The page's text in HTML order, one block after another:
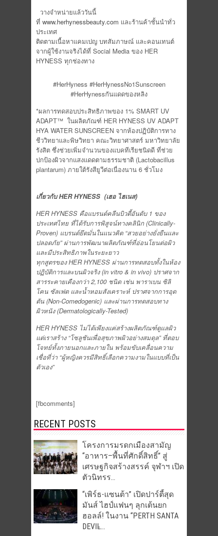
วางจำหน่ายแล้ววันนี้
ที่ www.herhynessbeauty.com และร้านค้าชั้นนำทั่ว
ประเทศ
ติดตามเนื้อหาแคมเปญ บทสัมภาษณ์ และคอนเทนต์
จากผู้ใช้งานจริงได้ที่ Social Media ของ HER
HYNESS ทุกช่องทาง
#HerHyness #HerHynessNo1Sunscreen
#HerHynessกันแดดของหลิง
*ผลการทดสอบประสิทธิภาพของ 1% SMART UV
ADAPT™ ในผลิตภัณฑ์ HER HYNESS UV ADAPT
HYA WATER SUNSCREEN จากห้องปฏิบัติการทาง
ชีววิทยาและพิษวิทยา คณะวิทยาศาสตร์ มหาวิทยาลัย
รังสิต ซึ่งช่วยเพิ่มจำนวนของแบคทีเรียชนิดดี ที่ช่วย
ปกป้องผิวจากแสงแดดตามธรรมชาติ (Lactobacillus
plantarum) ภายใต้รังสียูวีต่อเนื่องนาน 6 ชั่วโมง
เกี่ยวกับ HER HYNESS (เฮอ ไฮเนส)
HER HYNESS คือแบรนด์คลีนบิวตี้อันดับ 1 ของ
ประเทศไทย ที่ได้รับการพิสูจน์ทางคลินิก (Clinically-
Proven) แบรนด์ยึดมั่นในแนวคิด “สวยอย่างยั่งยืนและ
ปลอดภัย” ผ่านการพัฒนาผลิตภัณฑ์ที่อ่อนโยนต่อผิว
และมีประสิทธิภาพในระยะยาว
ทุกสูตรของ HER HYNESS ผ่านการทดสอบทั้งในห้อง
ปฏิบัติการและบนผิวจริง (in vitro & in vivo) ปราศจาก
สารระคายเคืองกว่า 2,100 ชนิด เช่น พาราเบน ซิลิ
โคน ซัลเฟต และน้ำหอมสังเคราะห์ ปราศจากการอุด
ตัน (Non-Comedogenic) และผ่านการทดสอบทาง
ผิวหนัง (Dermatologically-Tested)
HER HYNESS ไม่ได้เพียงแค่สร้างผลิตภัณฑ์ดูแลผิว
แต่เราสร้าง “โซลูชันเพื่อสุขภาพผิวอย่างสมดุล” ที่ตอบ
โจทย์ทั้งภายนอกและภายใน พร้อมขับเคลื่อนความ
เชื่อที่ว่า “ผู้หญิงควรมีสิทธิ์เลือกความงามในแบบที่เป็น
ตัวเอง”
[fbcomments]
RECENT POSTS
โครงการมรดกเมืองสามัญ
“อาหาร–พื้นที่ศักดิ์สิทธิ์” สู่
เศรษฐกิจสร้างสรรค์ จุฬาฯ เปิด
ตัวนิทรร...
“เพิร์ธ-แซนต้า” เปิดปาร์ตี้สุด
มันส์ ไฮป์แฟนๆ ลุกเต้นยก
ฮอลล์! ในงาน “PERTH SANTA
DEVIL̵...